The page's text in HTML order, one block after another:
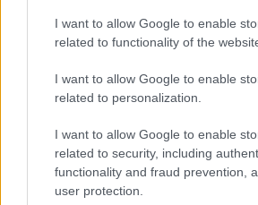
I want to allow Google to enable
related to functionality of the
I want to allow Google to enable
related to personalization.
I want to allow Google to enable
related to security, including
functionality and fraud prevention,
user protection.
2. ΠΑΚΕΤΑΡΙΣΜΑ ΤΩΝ
ΑΠΟΣΤΟΛΗ ΤΩΝ
Το τελικό πακετάρισμα-
αποκομμάτων μαζί με τις
ΕΚΤΥΠΩΣΕΙΣ ΓΙΑ ΑΠΟΣΤΟΛΗ
και «ΤΕΛΙΚΕΣ ΕΚΤΥΠΩΣΕΙΣ
ΣΤΑ ΣΧΟΛΕΙΑ» θα έχει